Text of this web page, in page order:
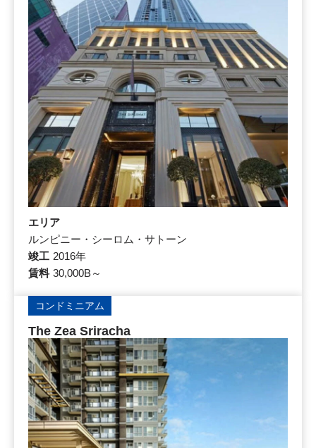
エリア
ルンピニー・シーロム・サトーン
竣工 2016年
賃料 30,000B～
コンドミニアム
The Zea Sriracha